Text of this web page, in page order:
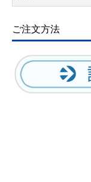
ご注文方法